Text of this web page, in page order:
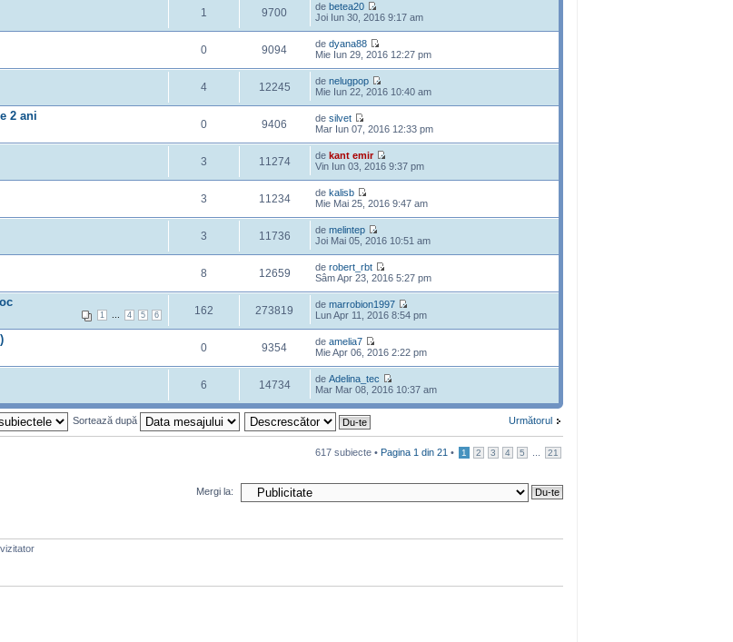
1 9700 de betea20
Joi Iun 30, 2016 9:17 am
0 9094 de dyana88
Mie Iun 29, 2016 12:27 pm
4 12245 de nelugpop
Mie Iun 22, 2016 10:40 am
2 ani
0 9406 de silvet
Mar Iun 07, 2016 12:33 pm
3 11274 de kant emir
Vin Iun 03, 2016 9:37 pm
3 11234 de kalisb
Mie Mai 25, 2016 9:47 am
3 11736 de melintep
Joi Mai 05, 2016 10:51 am
8 12659 de robert_rbt
Sâm Apr 23, 2016 5:27 pm
1 4 5 6 162 273819 de marrobion1997
Lun Apr 11, 2016 8:54 pm
0 9354 de amelia7
Mie Apr 06, 2016 2:22 pm
6 14734 de Adelina_tec
Mar Mar 08, 2016 10:37 am
Următorul
Sortează după
617 subiecte • Pagina 1 din 21 • 1 2 3 4 5 21
Mergi la: